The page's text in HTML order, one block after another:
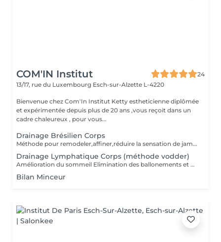
COM'IN Institut
24
13/17, rue du Luxembourg Esch-sur-Alzette L-4220
Bienvenue chez Com'In Institut Ketty estheticienne diplômée
et expérimentée depuis plus de 20 ans ,vous reçoit dans un
cadre chaleureux , pour vous...
Drainage Brésilien Corps
Méthode pour remodeler,affiner,réduire la sensation de jambes lourdes ,rétention d eau,améliorer la circulation sanguine et lymphatique,detoxifier,réduire la cellulite. Effet détente et favorise la relaxation
Drainage Lymphatique Corps (méthode vodder)
Amélioration du sommeil Elimination des ballonements et des toxines Stimulation du système immunitaire Manoeuvres douces
Bilan Minceur